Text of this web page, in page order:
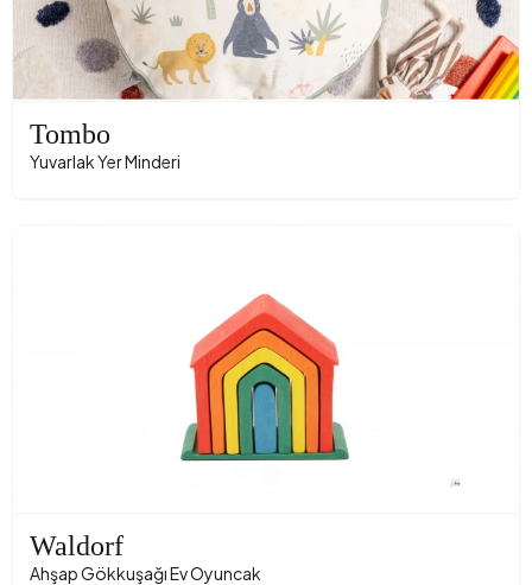
Tombo
Yuvarlak Yer Minderi
Waldorf
Ahşap Gökkuşağı Ev Oyuncak